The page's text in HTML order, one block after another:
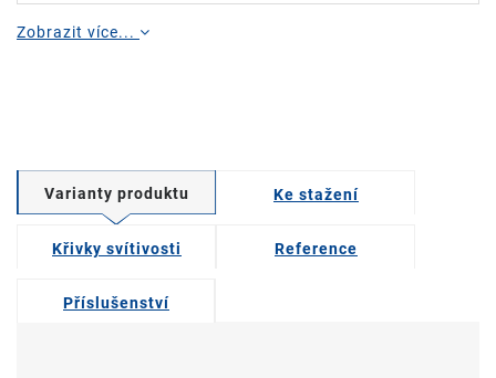
Zobrazit více...
Varianty produktu Ke stažení
Křivky svítivosti Reference
Příslušenství